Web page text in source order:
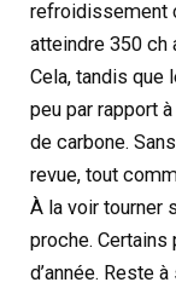
refroidissement
atteindre 350 ch
Cela, tandis que
peu par rapport
de carbone.
revue, tout
À la voir tourner
proche. Certains
d’année. Reste